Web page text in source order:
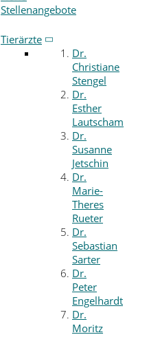
Stellenangebote
Tierärzte
Dr.
Christiane
Stengel
Dr.
Esther
Lautscham
Dr.
Susanne
Jetschin
Dr.
Marie-
Theres
Rueter
Dr.
Sebastian
Sarter
Dr.
Peter
Engelhardt
Dr.
Moritz